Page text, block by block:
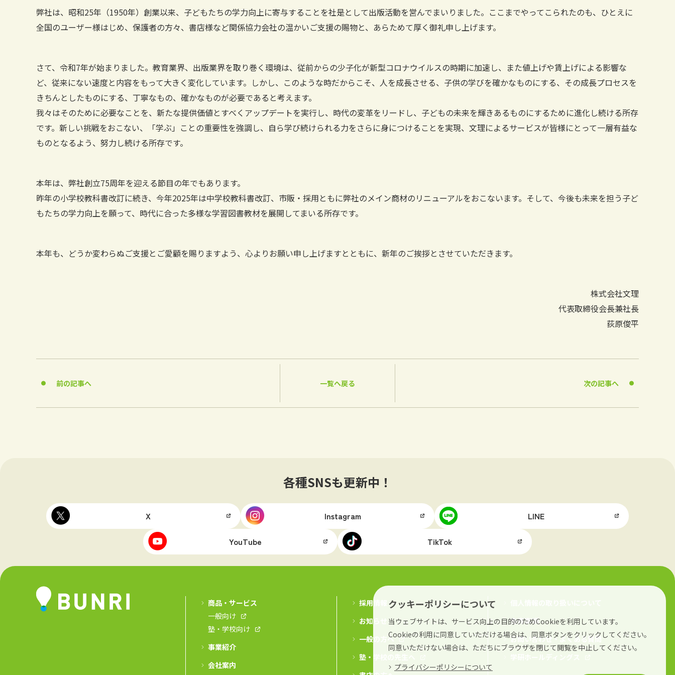
弊社は、昭和25年（1950年）創業以来、子どもたちの学力向上に寄与することを社是として出版活動を営んでまいりました。ここまでやってこられたのも、ひとえに
全国のユーザー様はじめ、保護者の方々、書店様など関係協力会社の温かいご支援の賜物と、あらためて厚く御礼申し上げます。
さて、令和7年が始まりました。教育業界、出版業界を取り巻く環境は、従前からの少子化が新型コロナウイルスの時期に加速し、また値上げや賃上げによる影響な
ど、従来にない速度と内容をもって大きく変化しています。しかし、このような時だからこそ、人を成長させる、子供の学びを確かなものにする、その成長プロセスを
きちんとしたものにする、丁寧なもの、確かなものが必要であると考えます。
我々はそのために必要なことを、新たな提供価値とすべくアップデートを実行し、時代の変革をリードし、子どもの未来を輝きあるものにするために進化し続ける所存
です。新しい挑戦をおこない、「学ぶ」ことの重要性を強調し、自ら学び続けられる力をさらに身につけることを実現、文理によるサービスが皆様にとって一層有益な
ものとなるよう、努力し続ける所存です。
本年は、弊社創立75周年を迎える節目の年でもあります。
昨年の小学校教科書改訂に続き、今年2025年は中学校教科書改訂、市販・採用ともに弊社のメイン商材のリニューアルをおこないます。そして、今後も未来を担う子ど
もたちの学力向上を願って、時代に合った多様な学習図書教材を展開してまいる所存です。
本年も、どうか変わらぬご支援とご愛顧を賜りますよう、心よりお願い申し上げますとともに、新年のご挨拶とさせていただきます。
株式会社文理
代表取締役会長兼社長
荻原俊平
前の記事へ 一覧へ戻る 次の記事へ
クッキーポリシーについて
当ウェブサイトは、サービス向上の目的のためCookieを利用しています。
Cookieの利用に同意していただける場合は、同意ボタンをクリックしてください。
同意いただけない場合は、ただちにブラウザを閉じて閲覧を中止してください。
プライバシーポリシーについて
各種SNSも更新中！
X Instagram LINE
YouTube TikTok
商品・サービス
一般向け
塾・学校向け
事業紹介
会社案内
採用情報
お知らせ
一般の方へ
塾・学校の先生へ
免責事項
お問い合わせ・よくある質問